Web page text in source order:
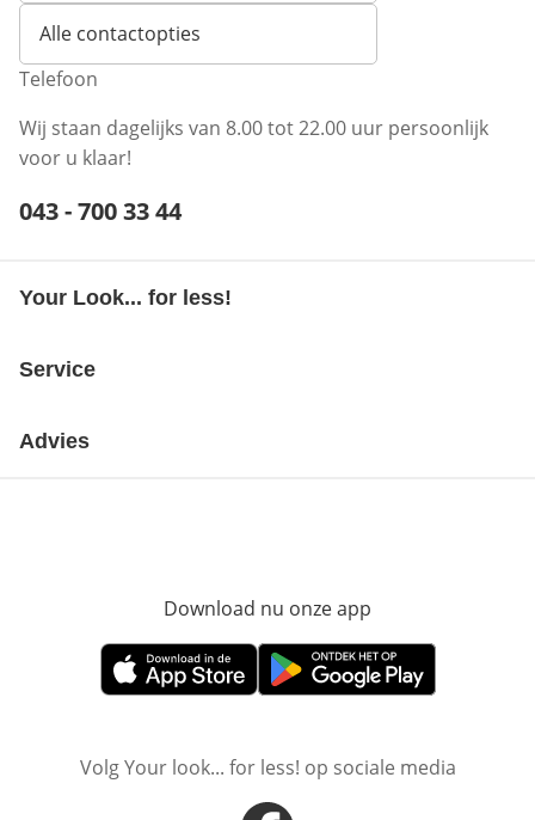
Alle contactopties
Telefoon
Wij staan dagelijks van 8.00 tot 22.00 uur persoonlijk
voor u klaar!
Telefoonnummer:
043 - 700 33 44
Your Look... for less!
Service
Advies
Download nu onze app
Opent in nieuw vensterOpent in nieuw venster
Volg Your look... for less! op sociale media